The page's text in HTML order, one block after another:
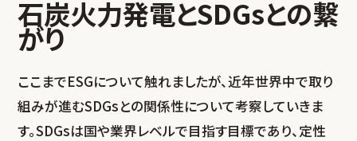
石炭火力発電とSDGsとの繋
がり
ここまでESGについて触れましたが、近年世界中で取り
組みが進むSDGsとの関係性について考察していきま
す。SDGsは国や業界レベルで目指す目標であり、定性